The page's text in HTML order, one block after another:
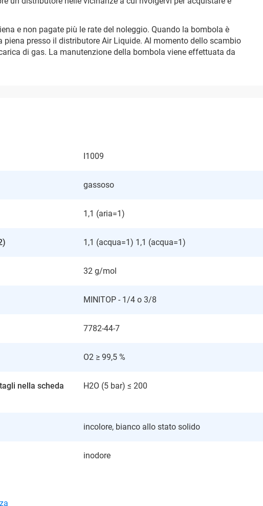
e non pagate più le rate del noleggio. Quando la bombola è
piena presso il distributore Air Liquide. Al momento dello scambio
di gas. La manutenzione della bombola viene effettuata da
I1009
gassoso
1,1 (aria=1)
1,1 (acqua=1) 1,1 (acqua=1)
32 g/mol
MINITOP - 1/4 o 3/8
7782-44-7
O2 ≥ 99,5 %
nella scheda
H2O (5 bar) ≤ 200
incolore, bianco allo stato solido
inodore